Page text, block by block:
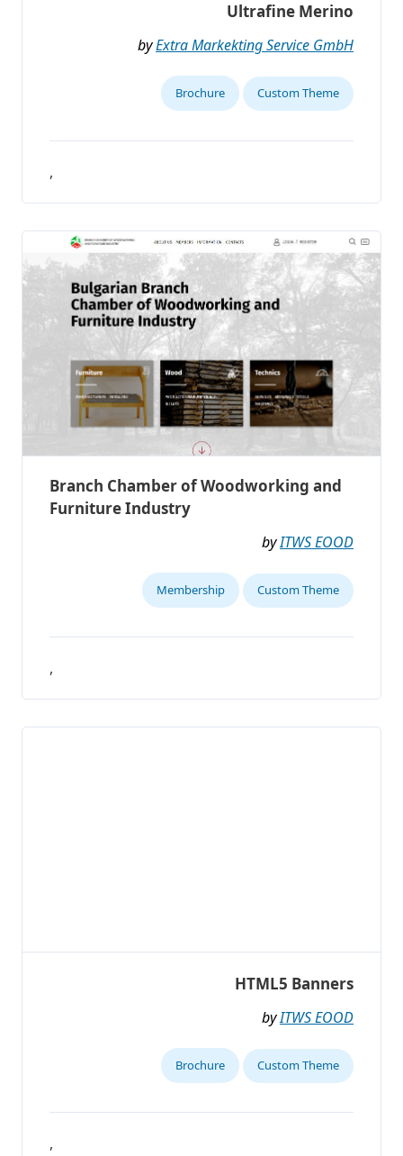
Ultrafine Merino
byExtra Markekting Service GmbH
Custom Theme
Brochure
,
Branch Chamber of Woodworking and
Furniture Industry
byITWS EOOD
Custom Theme
Membership
,
HTML5 Banners
byITWS EOOD
Custom Theme
Brochure
,